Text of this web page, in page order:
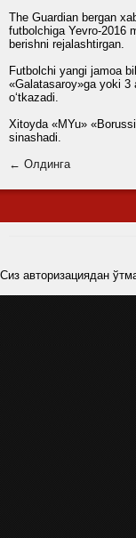
The Guardian bergan
futbolchiga Yevro-2016
berishni rejalashtirgan.
Futbolchi yangi jamoa
«Galatasaroy»ga yoki 3
o‘tkazadi.
Xitoyda «MYu»
sinashadi.
← Олдинга
Сиз авторизациядан